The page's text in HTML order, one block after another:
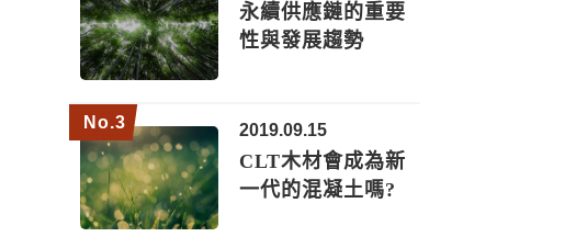
永續供應鏈的重要
性與發展趨勢
2019.09.15
CLT木材會成為新
一代的混凝土嗎?